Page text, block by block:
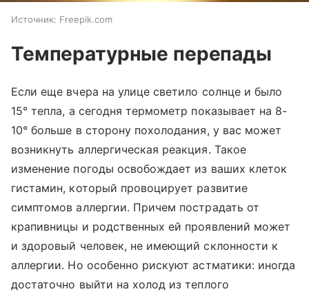
Источник: Freepik.com
Температурные перепады
Если еще вчера на улице светило солнце и было
15° тепла, а сегодня термометр показывает на 8-
10° больше в сторону похолодания, у вас может
возникнуть аллергическая реакция. Такое
изменение погоды освобождает из ваших клеток
гистамин, который провоцирует развитие
симптомов аллергии. Причем пострадать от
крапивницы и родственных ей проявлений может
и здоровый человек, не имеющий склонности к
аллергии. Но особенно рискуют астматики: иногда
достаточно выйти на холод из теплого